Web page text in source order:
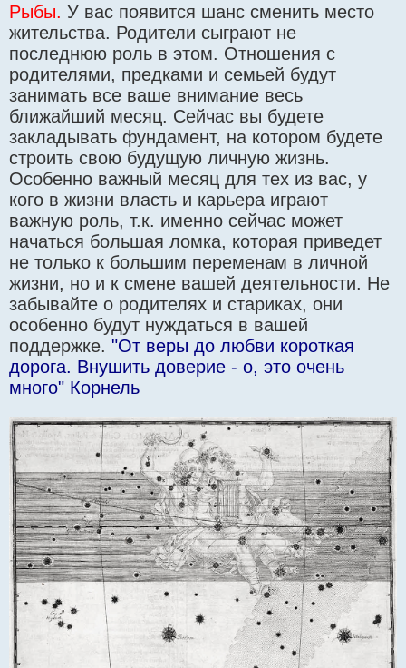
Рыбы. У вас появится шанс сменить место
жительства. Родители сыграют не
последнюю роль в этом. Отношения с
родителями, предками и семьей будут
занимать все ваше внимание весь
ближайший месяц. Сейчас вы будете
закладывать фундамент, на котором будете
строить свою будущую личную жизнь.
Особенно важный месяц для тех из вас, у
кого в жизни власть и карьера играют
важную роль, т.к. именно сейчас может
начаться большая ломка, которая приведет
не только к большим переменам в личной
жизни, но и к смене вашей деятельности. Не
забывайте о родителях и стариках, они
особенно будут нуждаться в вашей
поддержке. "От веры до любви короткая
дорога. Внушить доверие - о, это очень
много" Корнель